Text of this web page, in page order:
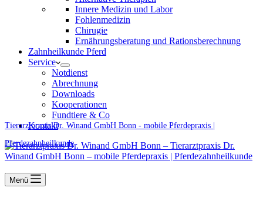
Innere Medizin und Labor
Fohlenmedizin
Chirugie
Ernährungsberatung und Rationsberechnung
Zahnheilkunde Pferd
Service
Notdienst
Abrechnung
Downloads
Kooperationen
Fundtiere & Co
Kontakt
Tierarztpraxis Dr. Winand GmbH Bonn - mobile Pferdepraxis |
Pferdezahnheilkunde
Menü